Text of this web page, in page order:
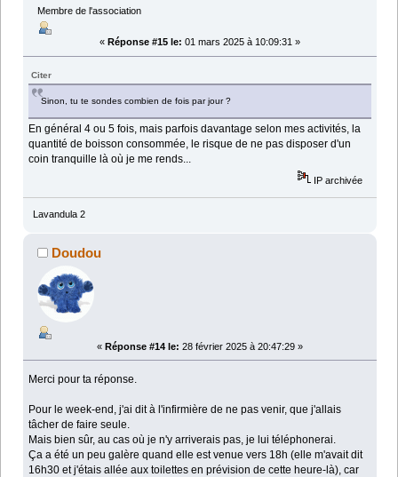
Membre de l'association
« Réponse #15 le: 01 mars 2025 à 10:09:31 »
Citer
Sinon, tu te sondes combien de fois par jour ?
En général 4 ou 5 fois, mais parfois davantage selon mes activités, la
quantité de boisson consommée, le risque de ne pas disposer d'un
coin tranquille là où je me rends...
IP archivée
Lavandula 2
Doudou
« Réponse #14 le: 28 février 2025 à 20:47:29 »
Merci pour ta réponse.
Pour le week-end, j'ai dit à l'infirmière de ne pas venir, que j'allais
tâcher de faire seule.
Mais bien sûr, au cas où je n'y arriverais pas, je lui téléphonerai.
Ça a été un peu galère quand elle est venue vers 18h (elle m'avait dit
16h30 et j'étais allée aux toilettes en prévision de cette heure-là), car